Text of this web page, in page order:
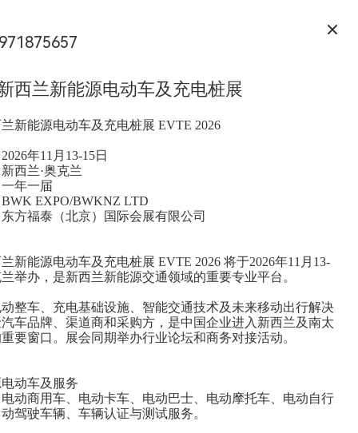
西兰新能源电动车及充电桩展
新能源电动车及充电桩展 EVTE 2026
年11月13-15日
西兰·奥克兰
年一届
EXPO/BWKNZ LTD
方福泰（北京）国际会展有限公司
新能源电动车及充电桩展 EVTE 2026 将于2026年11月13-
举办，是新西兰新能源交通领域的重要专业平台。
整车、充电基础设施、智能交通技术及未来移动出行解决
车品牌、渠道商和采购方，是中国企业进入新西兰及南太
要窗口。展会同期举办行业论坛和商务对接活动。
动车及服务
动商用车、电动卡车、电动巴士、电动摩托车、电动自行
驾驶车辆、车辆认证与测试服务。